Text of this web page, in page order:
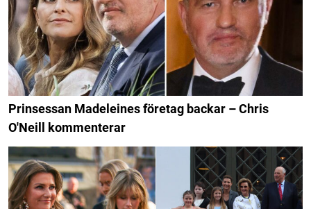
Prinsessan Madeleines företag backar – Chris
O'Neill kommenterar